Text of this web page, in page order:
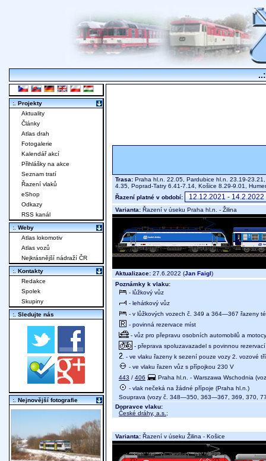
Trasa: Praha hl.n. 22.05, Pardubice hl.n. 23.19-
4.35, Poprad-Tatry 6.41-7.14, Košice 8.29-9.01,
Řazení platné v období:
Varianta: Řazení v úseku Praha hl.n. - Žilina
Aktualizace: 27.6.2022 (Jan Faigl)
Poznámky k vlaku:
- lůžkový vůz
- lehátkový vůz
- v lůžkových vozech č. 349 a 364—367 řazeny
- povinná rezervace míst
- vůz pro přepravu osobních automobilů a
- přeprava spoluzavazadel s povinnou
- ve vlaku řazeny k sezení pouze vozy 2. vozové
- ve vlaku řazen vůz s přípojkou 230 V
443 / 406
Praha hl.n. - Warszawa Wschodnia
- vlak nečeká na žádné přípoje (Praha hl.n.)
Souprava (vozy č. 348—350, 363—367, 369, 370,
Dopravce vlaku:
České dráhy, a.s. ;
Varianta: Řazení v úseku Žilina - Košice
:. Projekty
Aktuality
Články
Atlas drah
Fotogalerie
Kalendář akcí
Přihlášky na akce
Seznam tratí
Řazení vlaků
eShop
Odkazy
RSS kanál
:. Weby
Atlas lokomotiv
Atlas vozů
Nejkrásnější nádraží ČR
:. Kontakty
Redakce
Spolek
Skupiny
:. Sledujte nás
:. Nejnovější fotografie